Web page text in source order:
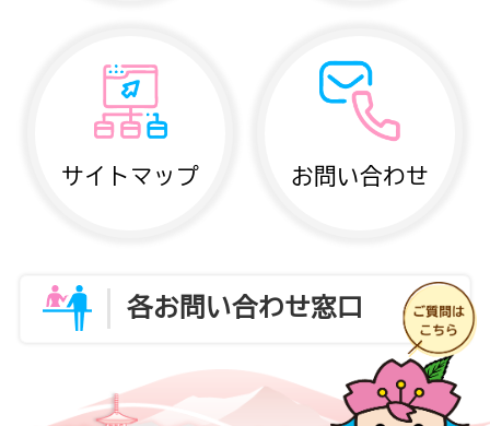
サイトマップ お問い合わせ
各お問い合わせ窓口